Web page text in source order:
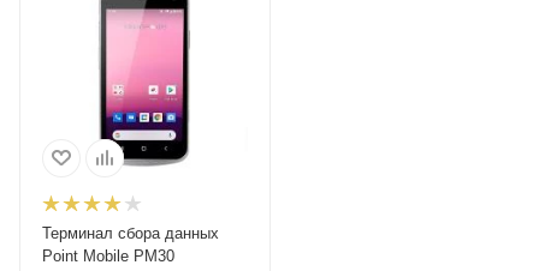
Терминал сбора данных
Point Mobile PM30